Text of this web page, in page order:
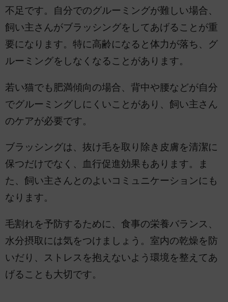
不足です。自分でのグルーミングが難しい場合、
飼い主さんがブラッシングをしてあげることが重
要になります。特に高齢になると体力が落ち、グ
ルーミングをしなくなることがあります。
若い猫でも肥満傾向の場合、背中や腰などが自分
でグルーミングしにくいことがあり、飼い主さん
のケアが必要です。
ブラッシングは、抜け毛を取り除き皮膚を清潔に
保つだけでなく、血行促進効果もあります。ま
た、飼い主さんとのよいコミュニケーションにも
なります。
毛割れを予防するために、食事の栄養バランス、
水分摂取には気をつけましょう。室内の乾燥を防
いだり、ストレスを抱えないよう環境を整えてあ
げることも大切です。